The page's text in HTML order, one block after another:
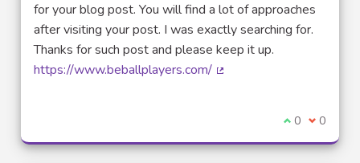
for your blog post. You will find a lot of approaches
after visiting your post. I was exactly searching for.
Thanks for such post and please keep it up.
https://www.beballplayers.com/
Je suis
0 Je ne
0